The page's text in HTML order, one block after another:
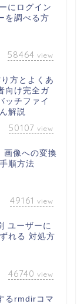
にログイン
を調べる方
58464 view
方とよくあ
向け完全ガ
ッチファイ
解説
50107 view
像への変換
順方法
49161 view
ユーザーに
れる 対処方
46740 view
るrmdirコマ